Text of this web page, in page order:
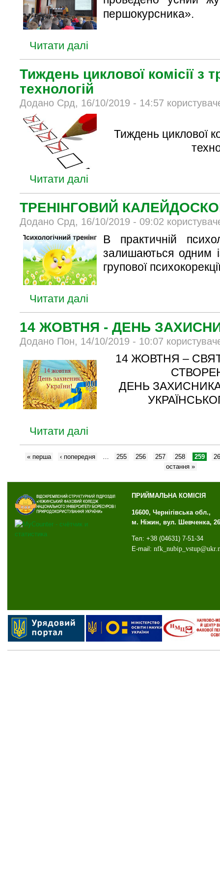
першокурсника».
Читати далі
Тиждень циклової комісії з
технологій
Додано Срд, 16/10/2019 - 14:57
Тиждень циклової
Читати далі
ТРЕНІНГОВИЙ
Додано Срд, 16/10/2019 - 09:02
В практичній
залишаються одним
групової
Читати далі
14 ЖОВТНЯ - ДЕНЬ
Додано Пон, 14/10/2019 - 10:07
14 ЖОВТНЯ –
ДЕНЬ
Читати далі
« перша ‹ попередня 255 256 257 258 259
остання »
ПРИЙМАЛЬНА КОМІСІЯ
16600, Чернігівська обл.,
м. Ніжин, вул. Шевченка, 26
Тел: +38 (04631) 7-51-34
E-mail: nfk_ nubip_ vstup@ukr.